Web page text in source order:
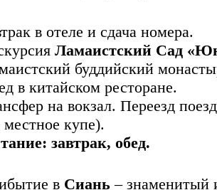
в отеле и сдача номера.
Ламаистский Сад
буддийский
в китайском ресторане.
на вокзал. Переезд
местное купе).
завтрак, обед.
в Сиань– знаменитый